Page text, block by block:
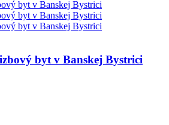
byt v Banskej Bystrici